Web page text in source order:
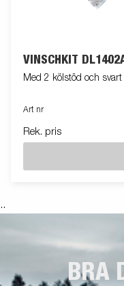
VINSCHKIT
Med 2 kölstöd och
Art nr
Rek. pris
..
BRA